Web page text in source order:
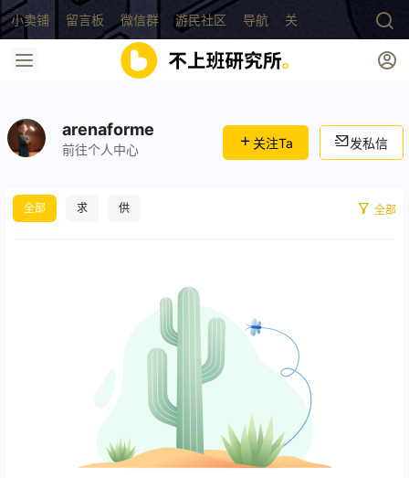
小卖铺 留言板 微信群 游民社区 导航 关于
arenaforme
前往个人中心 关注Ta 发私信
全部 求 供 全部